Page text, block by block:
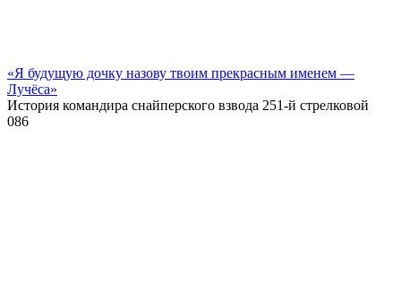
«Я будущую дочку назову твоим прекрасным именем —
Лучёса»
История командира снайперского взвода 251-й стрелковой
086